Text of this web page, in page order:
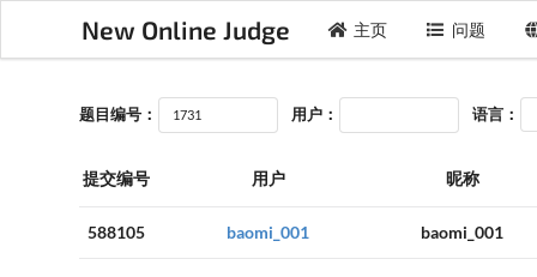
New Online Judge 主页 问题
题目编号： 用户： 语言：
提交编号 用户 昵称
588105 baomi_001 baomi_001